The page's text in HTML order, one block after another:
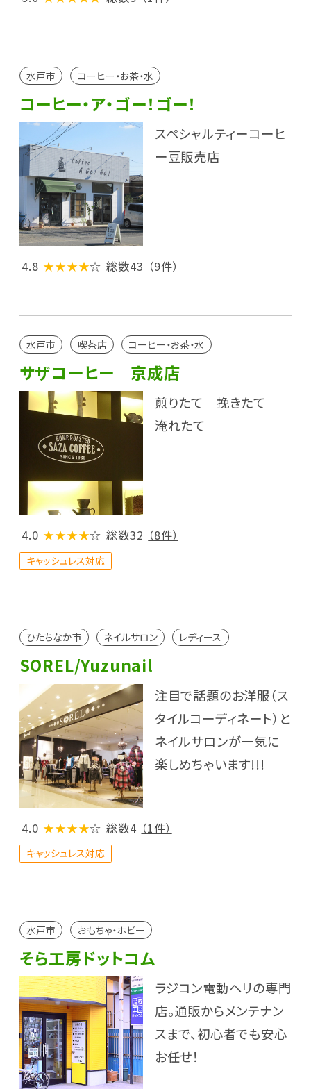
水戸市 コーヒー・お茶・水
コーヒー・ア・ゴー！ゴー！
スペシャルティーコーヒ
ー豆販売店
4.8 ★★★★☆ 総数43 （9件）
水戸市 喫茶店 コーヒー・お茶・水
サザコーヒー 京成店
煎りたて 挽きたて
淹れたて
4.0 ★★★★☆ 総数32 （8件）
キャッシュレス対応
ひたちなか市 ネイルサロン レディース
SOREL/Yuzunail
注目で話題のお洋服（ス
タイルコーディネート）と
ネイルサロンが一気に
楽しめちゃいます!!!
4.0 ★★★★☆ 総数4 （1件）
キャッシュレス対応
水戸市 おもちゃ・ホビー
そら工房ドットコム
ラジコン電動ヘリの専門
店。通販からメンテナン
スまで、初心者でも安心
お任せ！